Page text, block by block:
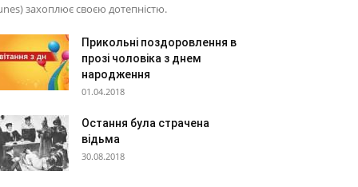
захоплює своєю дотепністю.
Прикольні поздоровлення в
прозі чоловіка з днем
народження
01.04.2018
Остання була страчена
відьма
30.08.2018